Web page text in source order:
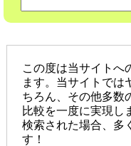
この度は当サイトへ
ます。当サイトでは
ちろん、その他多数
比較を一度に実現し
検索された場合、多
す！